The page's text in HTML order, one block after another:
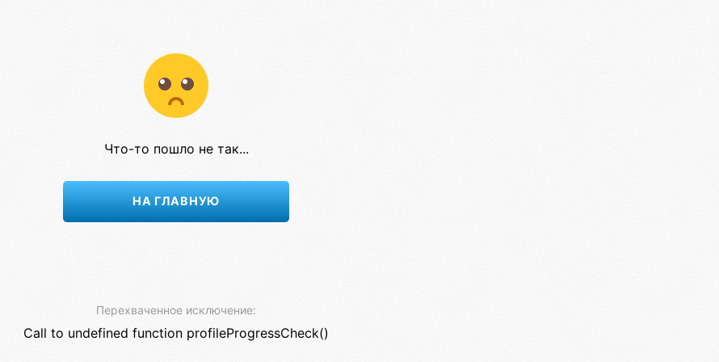
Что-то пошло не так...
НА ГЛАВНУЮ
Перехваченное исключение:
Call to undefined function profileProgressCheck()